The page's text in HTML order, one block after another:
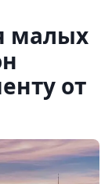
малых
от